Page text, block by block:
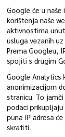
Google će u
korištenja naše
aktivnostima
usluga vezanih
Prema Googleu,
spojiti s drugim
Google Analytics
anonimizacijom
stranicu. To jamči
podaci prikupljaju
puna IP adresa
skratiti.